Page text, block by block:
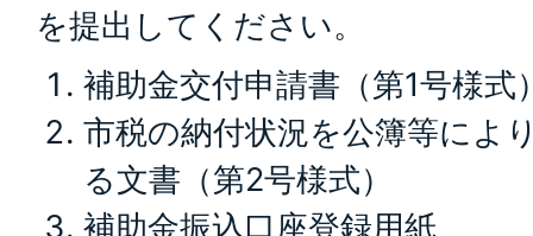
を提出してください。
補助金交付申請書（第1号様式
市税の納付状況を公簿等によ
る文書（第2号様式）
補助金振込口座登録用紙